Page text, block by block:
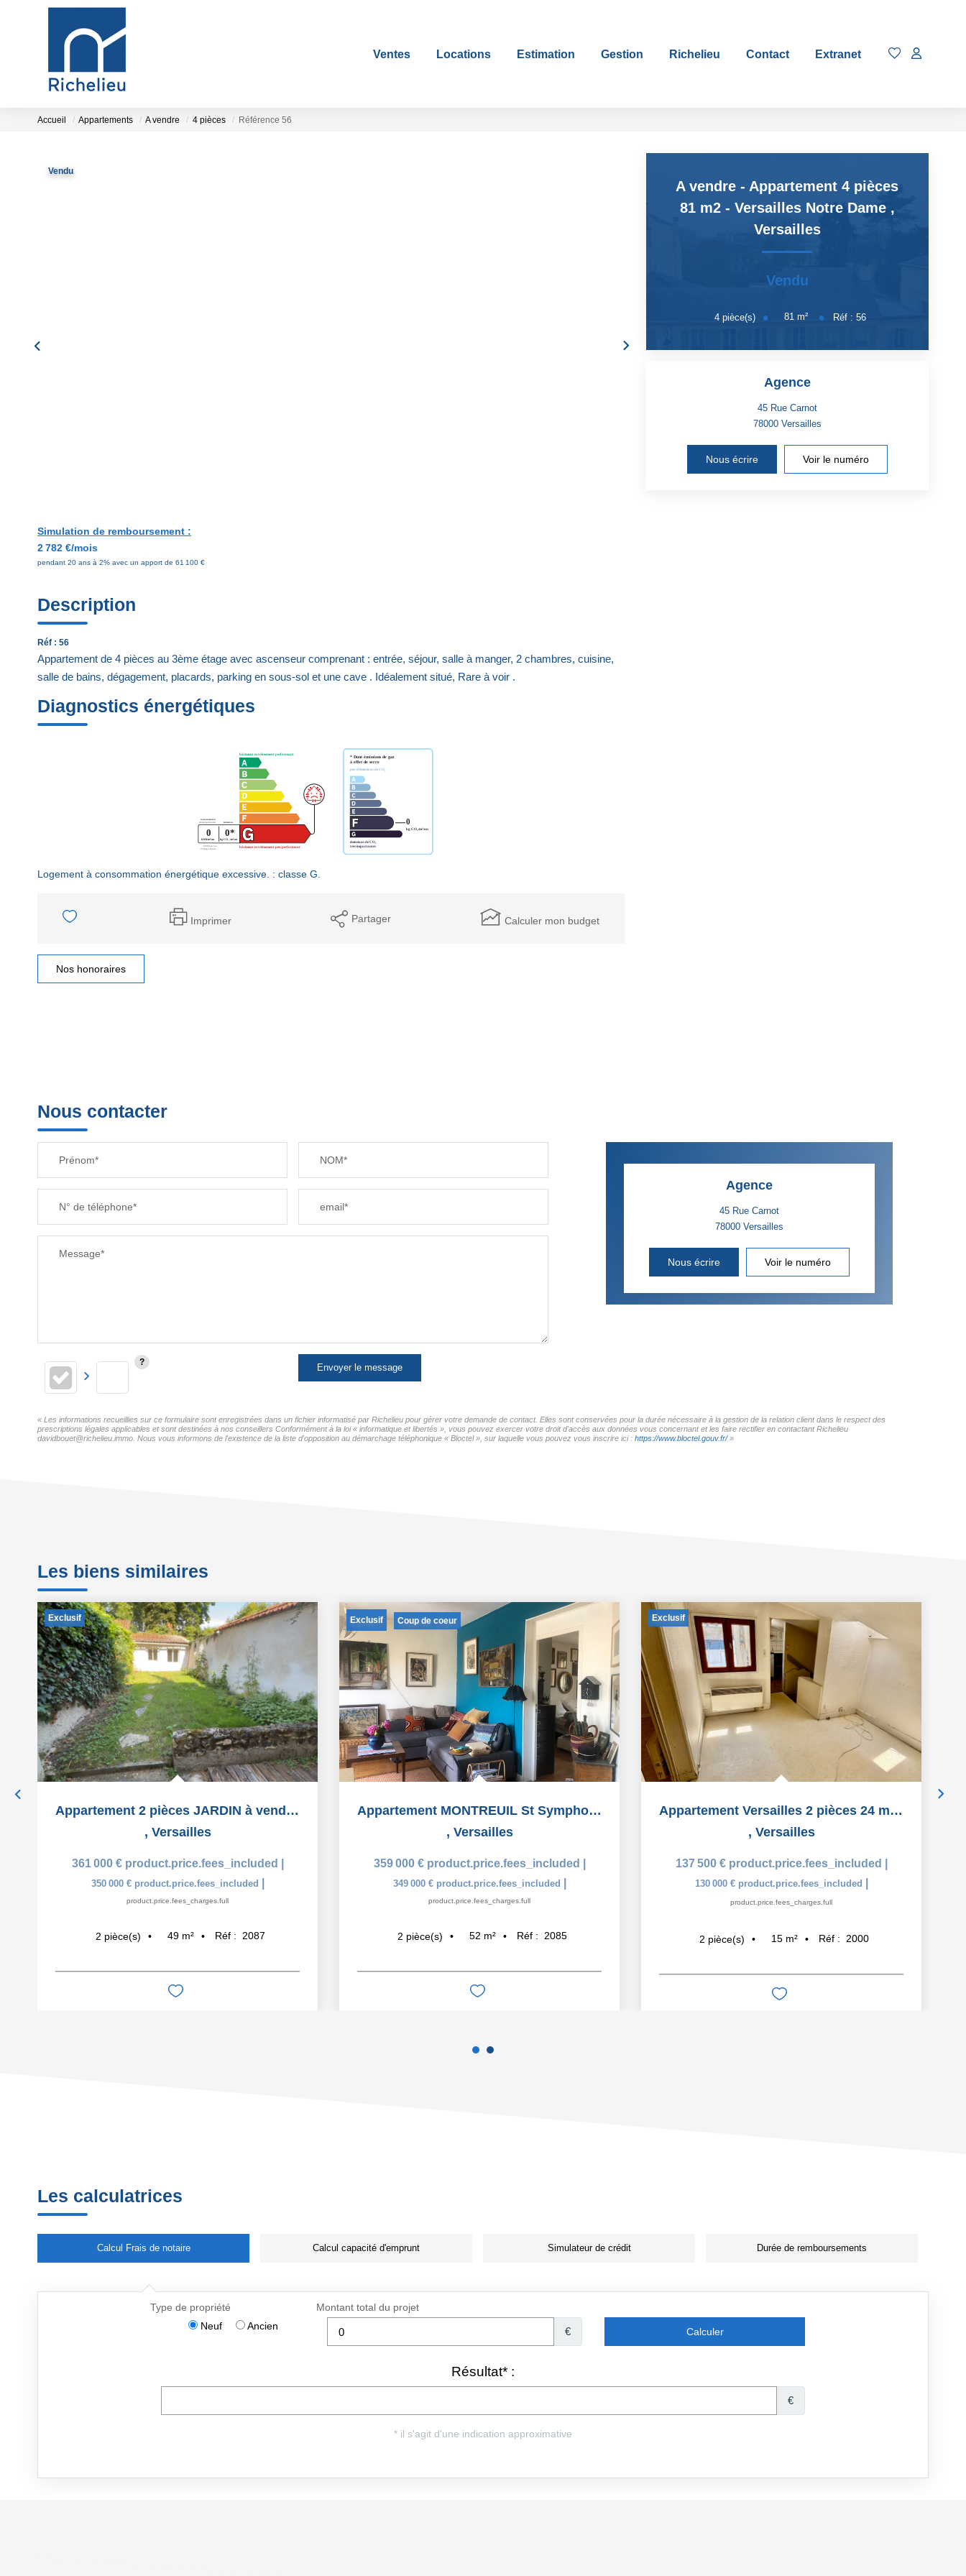
Ventes Locations Estimation Gestion Richelieu Contact Extranet
Accueil Appartements A vendre 4 pièces Référence 56
Vendu
Simulation de remboursement :
2 782 €/mois
pendant 20 ans à 2% avec un apport de 61 100 €
Description
Réf : 56
Appartement de 4 pièces au 3ème étage avec ascenseur comprenant : entrée, séjour, salle à manger, 2 chambres, cuisine,
salle de bains, dégagement, placards, parking en sous-sol et une cave . Idéalement situé, Rare à voir .
Diagnostics énergétiques
Logement à consommation énergétique excessive. : classe G.
Imprimer Partager Calculer mon budget
Nos honoraires
A vendre - Appartement 4 pièces
81 m2 - Versailles Notre Dame ,
Versailles
Vendu
4 pièce(s) 81 m² Réf : 56
Agence
45 Rue Carnot
78000 Versailles
Nous écrire Voir le numéro
Nous contacter
Prénom* NOM*
N° de téléphone* email*
Message*
Envoyer le message
Agence
45 Rue Carnot
78000 Versailles
Nous écrire Voir le numéro
« Les informations recueillies sur ce formulaire sont enregistrées dans un fichier informatisé par Richelieu pour gérer votre demande de contact. Elles sont conservées pour la durée nécessaire à la gestion de la relation client dans le respect des
prescriptions légales applicables et sont destinées à nos conseillers Conformément à la loi « informatique et libertés », vous pouvez exercer votre droit d'accès aux données vous concernant et les faire rectifier en contactant Richelieu
davidbouet@richelieu.immo. Nous vous informons de l'existence de la liste d'opposition au démarchage téléphonique « Bloctel », sur laquelle vous pouvez vous inscrire ici : https://www.bloctel.gouv.fr/»
Les biens similaires
Exclusif
Appartement 2 pièces JARDIN à vendre à Versailles - Saint...
, Versailles
361 000 € product.price.fees_included
350 000 € product.price.fees_included
product.price.fees_charges.full
2 pièce(s) 49 m² Réf : 2087
Exclusif Coup de coeur
Appartement MONTREUIL St Symphorien 2 pièces 52 m2 jardin...
, Versailles
359 000 € product.price.fees_included
349 000 € product.price.fees_included
product.price.fees_charges.full
2 pièce(s) 52 m² Réf : 2085
Exclusif
Appartement Versailles 2 pièces 24 m2 au sol
, Versailles
137 500 € product.price.fees_included
130 000 € product.price.fees_included
product.price.fees_charges.full
2 pièce(s) 15 m² Réf : 2000
Les calculatrices
Calcul Frais de notaire Calcul capacité d'emprunt Simulateur de crédit Durée de remboursements